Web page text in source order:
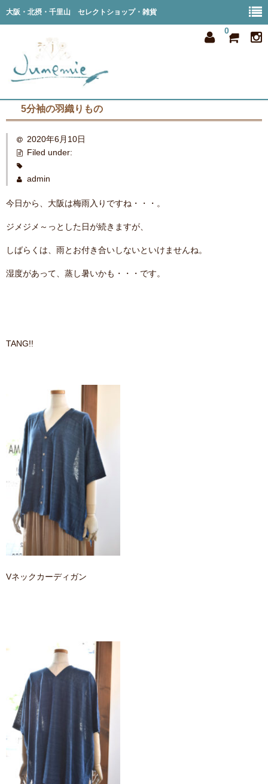
大阪・北摂・千里山 セレクトショップ・雑貨
0
all item
member
blog
5分袖の羽織りもの
2020年6月10日
Filed under:
admin
今日から、大阪は梅雨入りですね・・・。
ジメジメ～っとした日が続きますが、
しばらくは、雨とお付き合いしないといけませんね。
湿度があって、蒸し暑いかも・・・です。
TANG!!
Vネックカーディガン